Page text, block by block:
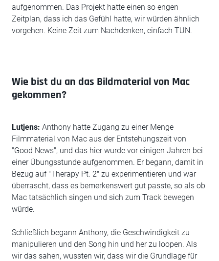
aufgenommen. Das Projekt hatte einen so engen
Zeitplan, dass ich das Gefühl hatte, wir würden ähnlich
vorgehen. Keine Zeit zum Nachdenken, einfach TUN.
Wie bist du an das Bildmaterial von Mac
gekommen?
Lutjens: Anthony hatte Zugang zu einer Menge
Filmmaterial von Mac aus der Entstehungszeit von
"Good News", und das hier wurde vor einigen Jahren bei
einer Übungsstunde aufgenommen. Er begann, damit in
Bezug auf "Therapy Pt. 2" zu experimentieren und war
überrascht, dass es bemerkenswert gut passte, so als ob
Mac tatsächlich singen und sich zum Track bewegen
würde.
Schließlich begann Anthony, die Geschwindigkeit zu
manipulieren und den Song hin und her zu loopen. Als
wir das sahen, wussten wir, dass wir die Grundlage für